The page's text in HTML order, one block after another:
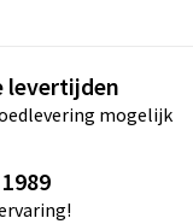
levertijden
mogelijk